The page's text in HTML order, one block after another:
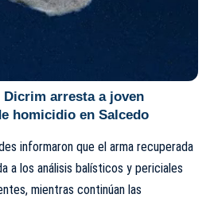
Dicrim arresta a joven
homicidio en Salcedo
informaron que el arma recuperada
a los análisis balísticos y periciales
mientras continúan las